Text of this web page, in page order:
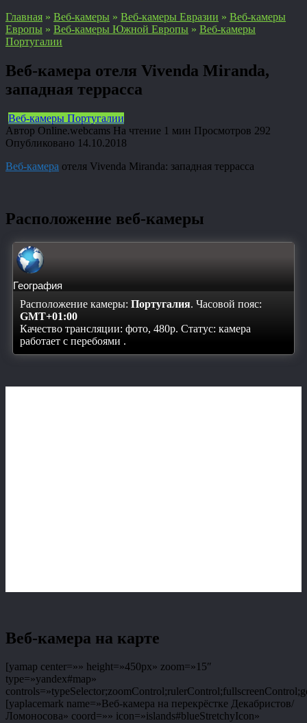
Главная » Веб-камеры » Веб-камеры Евразии » Веб-камеры
Европы » Веб-камеры Южной Европы » Веб-камеры
Португалии
Веб-камера отеля Vivenda Miranda,
западная террасса
Веб-камеры Португалии
Автор Online.webcams На чтение 1 мин Просмотров 292
Опубликовано 14.10.2018
Веб-камера отеля Vivenda Miranda: западная террасса
Расположение веб-камеры
География
Расположение камеры: Португалия. Часовой пояс:
GMT+01:00
Качество трансляции: фото, 480p. Статус: камера
работает с перебоями .
Веб-камера на карте
[yamap center=»» height=»450px» zoom=»15″
type=»yandex#map»
[yaplacemark name=»Веб-камера на перекрёстке Декабристов/
Ломоносова» coord=»» icon=»islands#blueStretchyIcon»